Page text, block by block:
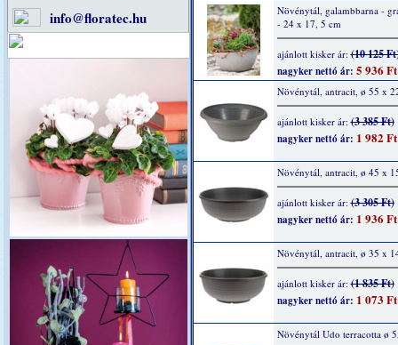
info@floratec.hu
Növénytál, galambbarna -
- 24 x 17, 5 cm
ajánlott kisker ár:(10 125
nagyker nettó ár: 5 936 Ft
Növénytál, antracit, ø 55 x
ajánlott kisker ár:(3 385 Ft)
nagyker nettó ár: 1 982 Ft
Növénytál, antracit, ø 45 x
ajánlott kisker ár:(3 305 Ft)
nagyker nettó ár: 1 936 Ft
Növénytál, antracit, ø 35 x
ajánlott kisker ár:(1 835 Ft)
nagyker nettó ár: 1 073 Ft
Növénytál Udo terracotta ø